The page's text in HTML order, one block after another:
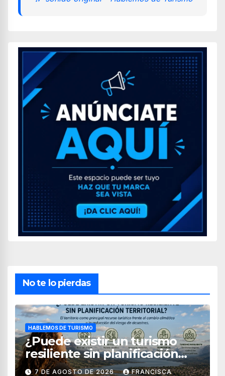
No te lo pierdas
HABLEMOS DE TURISMO
¿Puede existir un turismo
resiliente sin planificación
territorial?
7 DE AGOSTO DE 2026 FRANCISCA